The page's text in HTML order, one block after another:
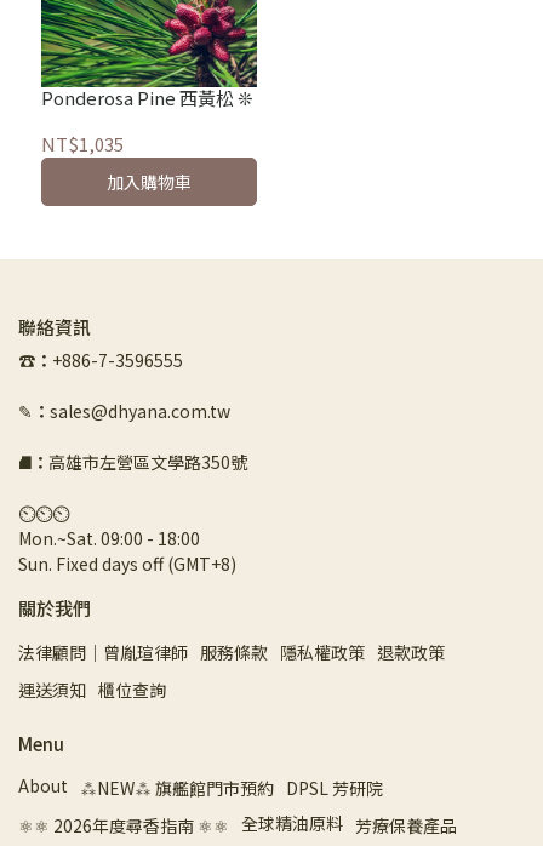
Ponderosa Pine 西黃松 ❊
NT$1,035
加入購物車
聯絡資訊
☎︎ ： +886-7-3596555
✎ ： sales@dhyana.com.tw
⛘ ： 高雄市左營區文學路350號
⏲︎⏲︎⏲︎
Mon.~Sat. 09:00 - 18:00
Sun. Fixed days off (GMT+8)
關於我們
法律顧問｜曾胤瑄律師 服務條款 隱私權政策 退款政策
運送須知 櫃位查詢
Menu
About ⁂NEW⁂ 旗艦館門市預約 DPSL 芳研院
⚛︎⚛︎ 2026年度尋香指南 ⚛︎⚛︎ 全球精油原料 芳療保養產品